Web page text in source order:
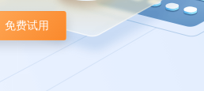
免费试用